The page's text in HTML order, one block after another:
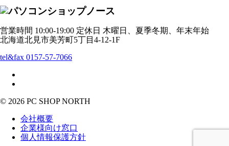
営業時間 10:00-19:00 定休日 木曜日、夏季冬期、年末年始
北海道北見市美芳町5丁目4-12-1F
tel&fax 0157-57-7066
© 2026 PC SHOP NORTH
会社概要
企業様向け窓口
個人情報保護方針